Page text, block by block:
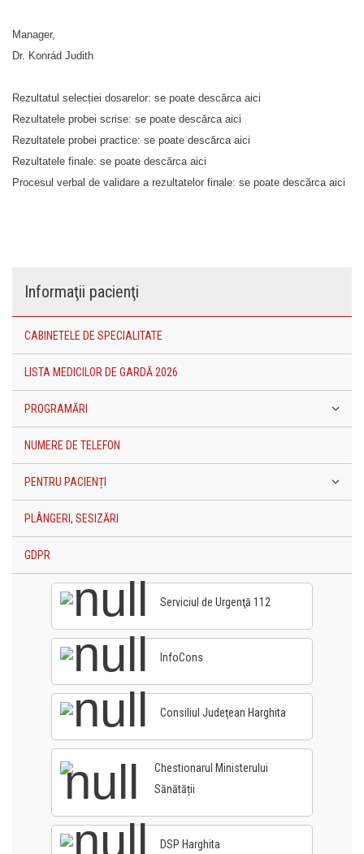
Manager,
Dr. Konrád Judith
Rezultatul selecției dosarelor: se poate descărca aici
Rezultatele probei scrise: se poate descărca aici
Rezultatele probei practice: se poate descărca aici
Rezultatele finale: se poate descărca aici
Procesul verbal de validare a rezultatelor finale: se poate descărca aici
Informaţii pacienţi
CABINETELE DE SPECIALITATE
LISTA MEDICILOR DE GARDĂ 2026
PROGRAMĂRI
NUMERE DE TELEFON
PENTRU PACIENȚI
PLÂNGERI, SESIZĂRI
GDPR
Serviciul de Urgenţă 112
InfoCons
Consiliul Judeţean Harghita
Chestionarul Ministerului
Sănătății
DSP Harghita